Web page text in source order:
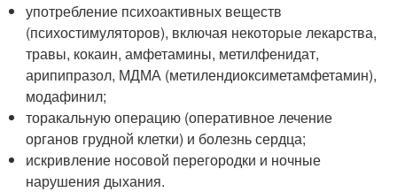
употребление психоактивных веществ
(психостимуляторов), включая некоторые лекарства,
травы, кокаин, амфетамины, метилфенидат,
арипипразол, МДМА (метилендиоксиметамфетамин),
модафинил;
торакальную операцию (оперативное лечение
органов грудной клетки) и болезнь сердца;
искривление носовой перегородки и ночные
нарушения дыхания.